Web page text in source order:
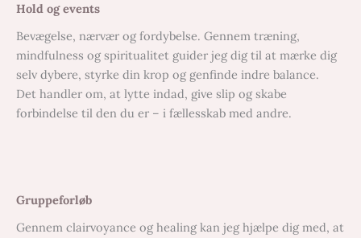
Hold og events
Bevægelse, nærvær og fordybelse. Gennem træning,
mindfulness og spiritualitet guider jeg dig til at mærke dig
selv dybere, styrke din krop og genfinde indre balance.
Det handler om, at lytte indad, give slip og skabe
forbindelse til den du er – i fællesskab med andre.
Gruppeforløb
Gennem clairvoyance og healing kan jeg hjælpe dig med, at